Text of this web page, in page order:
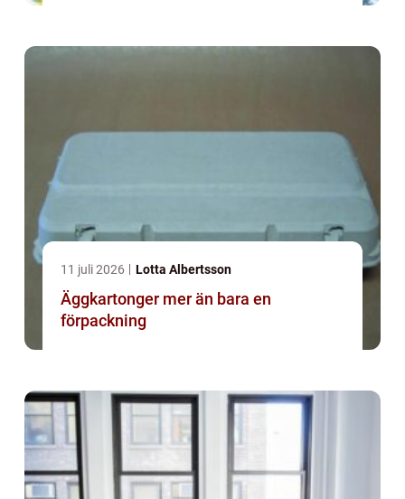
11 juli 2026 Lotta Albertsson
Äggkartonger mer än bara en
förpackning